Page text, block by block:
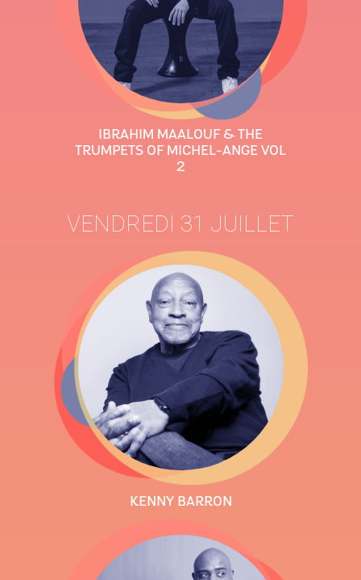
IBRAHIM MAALOUF & THE
TRUMPETS OF MICHEL-ANGE VOL
2
VENDREDI 31 JUILLET
KENNY BARRON